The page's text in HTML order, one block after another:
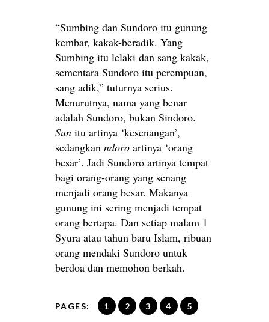
“Sumbing dan Sundoro itu gunung
kembar, kakak-beradik. Yang
Sumbing itu lelaki dan sang kakak,
sementara Sundoro itu perempuan,
sang adik,” tuturnya serius.
Menurutnya, nama yang benar
adalah Sundoro, bukan Sindoro.
Sun itu artinya ‘kesenangan’,
sedangkan ndoro artinya ‘orang
besar’. Jadi Sundoro artinya tempat
bagi orang-orang yang senang
menjadi orang besar. Makanya
gunung ini sering menjadi tempat
orang bertapa. Dan setiap malam 1
Syura atau tahun baru Islam, ribuan
orang mendaki Sundoro untuk
berdoa dan memohon berkah.
PAGES: 1 2 3 4 5